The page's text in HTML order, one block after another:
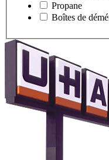
Propane
Boîtes de